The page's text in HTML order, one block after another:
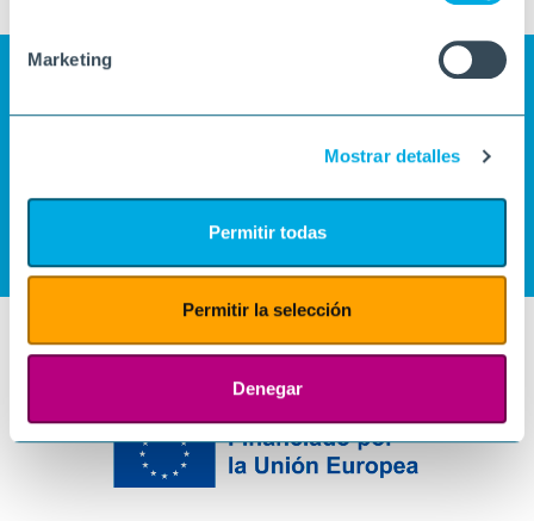
Marketing
Mostrar detalles
Permitir todas
Permitir la selección
Denegar